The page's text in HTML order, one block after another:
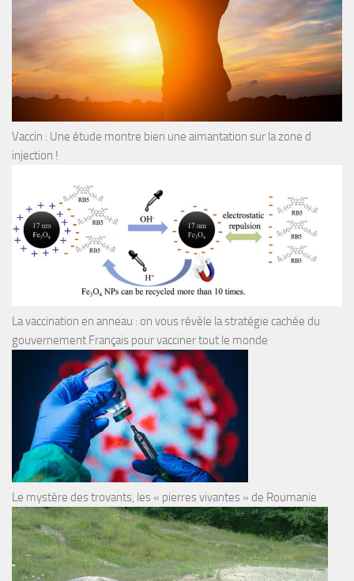
Vaccin : Une étude montre bien une aimantation sur la zone d
injection !
La vaccination en anneau : on vous révèle la stratégie cachée du
gouvernement Français pour vacciner tout le monde
Le mystère des trovants, les « pierres vivantes » de Roumanie